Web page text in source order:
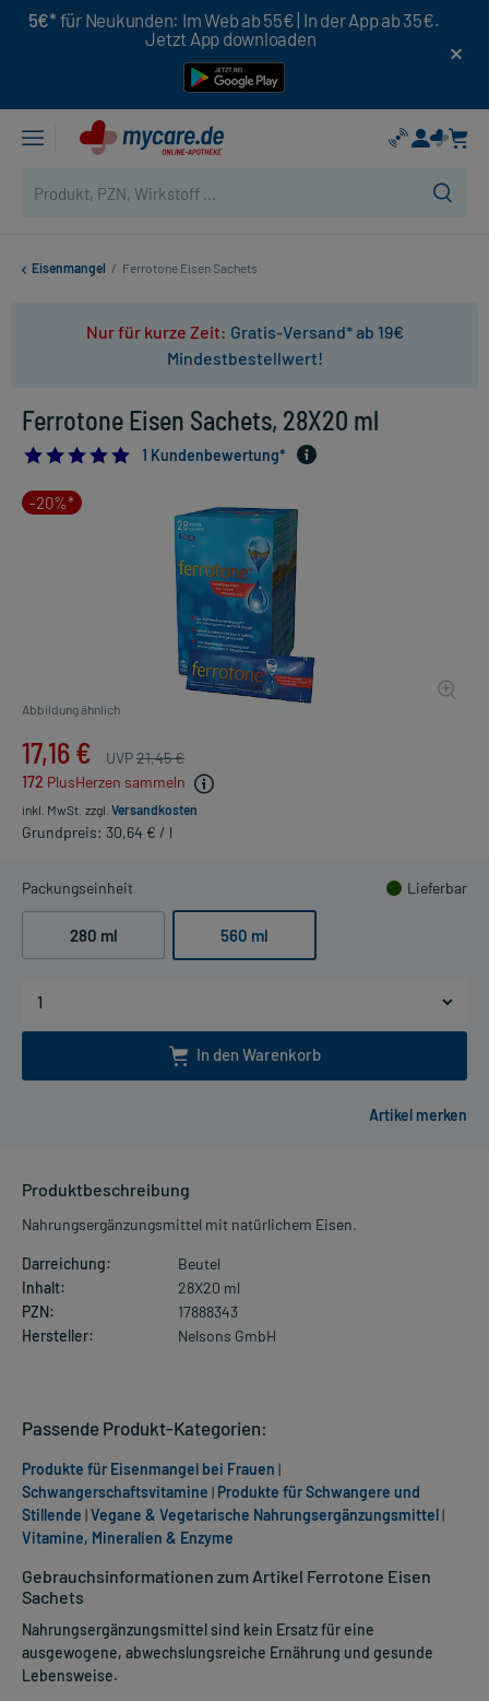
5€* für Neukunden: Im Web ab 55€ | In der App ab 35€.
Jetzt App downloaden
Eisenmangel / Ferrotone Eisen Sachets
Nur für kurze Zeit: Gratis-Versand* ab 19€
Mindestbestellwert!
Ferrotone Eisen Sachets, 28X20 ml
5.01 Kundenbewertung*
-20%*
Abbildung ähnlich
17,16 € UVP21,45 €
172 PlusHerzen sammeln
inkl. MwSt. zzgl. Versandkosten
Grundpreis: 30,64 € / l
Packungseinheit Lieferbar
280 ml 560 ml
In den Warenkorb
Produktbeschreibung
Nahrungsergänzungsmittel mit natürlichem Eisen.
Darreichung:
Beutel
Inhalt:
28X20 ml
PZN:
17888343
Hersteller:
Nelsons GmbH
Gebrauchsinformationen zum Artikel Ferrotone Eisen
Sachets
Nahrungsergänzungsmittel sind kein Ersatz für eine
ausgewogene, abwechslungsreiche Ernährung und gesunde
Lebensweise.
Passende Produkt-Kategorien:
Produkte für Eisenmangel bei Frauen |
Schwangerschaftsvitamine | Produkte für Schwangere und
Stillende |Vegane & Vegetarische Nahrungsergänzungsmittel|
Vitamine, Mineralien & Enzyme